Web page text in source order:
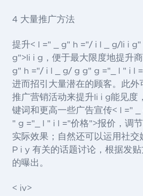
4 大量推广方法
提升< l =" _ g" h ="/ i l _ g/li i g"
g">li i g ，便于最大限度地提升
g" h ="/ i l _ g/ g g" g ="_ l " i l
进而招引大量潜在的顾客。此外
推广营销活动来提升li i g能见度
键词和更高一些广告宣传< l ="
" g ="_ l " i l ="价格">报价 ，调
实际效果；自然还可以运用社交
P i y 有关的话题讨论，根据发
的曝出。
< iv>